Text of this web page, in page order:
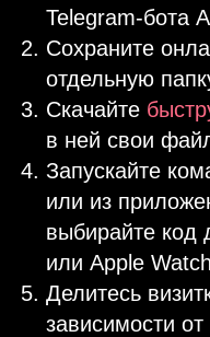
Telegram-бота
Сохраните
отдельную
Скачайте
в ней свои
Запускайте
или из
выбирайте код
или Apple
Делитесь
зависимости